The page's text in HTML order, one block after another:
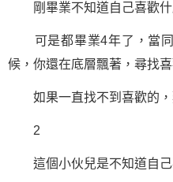
剛畢業不知道自己喜歡什
可是都畢業4年了，當同
候，你還在底層飄著，尋找
如果一直找不到喜歡的，
2
這個小伙兒是不知道自己